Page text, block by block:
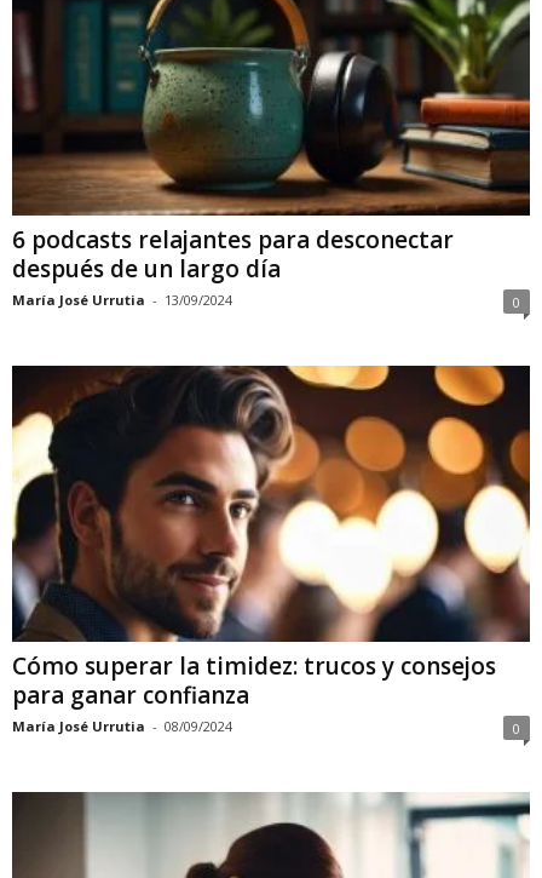
6 podcasts relajantes para desconectar
después de un largo día
María José Urrutia - 13/09/2024 0
Cómo superar la timidez: trucos y consejos
para ganar confianza
María José Urrutia - 08/09/2024 0